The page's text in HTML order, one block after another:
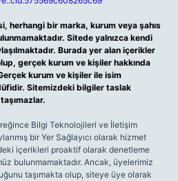
herhangi bir marka, kurum veya şahıs
Sitede yalnızca kendi
Burada yer alan içerikler
gerçek kurum ve kişiler hakkında
kurum ve kişiler ile isim
Sitemizdeki bilgiler taslak
Bilgi Teknolojileri ve İletişim
bir Yer Sağlayıcı olarak hizmet
içerikleri proaktif olarak denetleme
bulunmamaktadır. Ancak, üyelerimiz
taşımakta olup, siteye üye olarak